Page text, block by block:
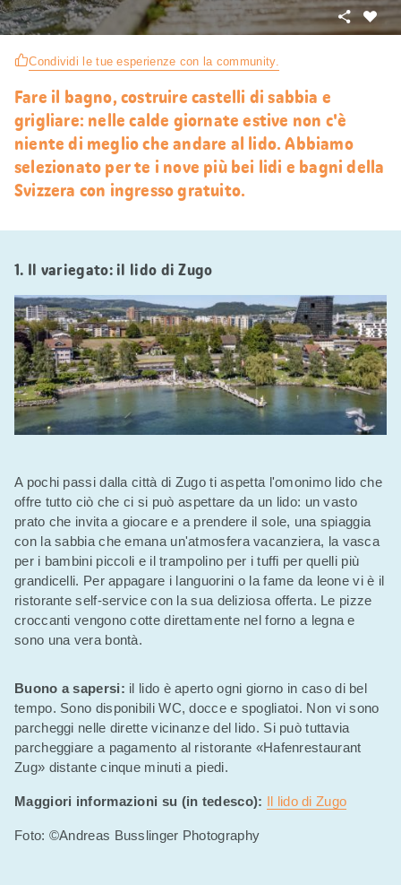
Condividi le tue esperienze con la community.
Mi
Condividi
Fare il bagno, costruire castelli di sabbia e
grigliare: nelle calde giornate estive non c'è
niente di meglio che andare al lido. Abbiamo
selezionato per te i nove più bei lidi e bagni della
Svizzera con ingresso gratuito.
1. Il variegato: il lido di Zugo
A pochi passi dalla città di Zugo ti aspetta l'omonimo lido che
offre tutto ciò che ci si può aspettare da un lido: un vasto
prato che invita a giocare e a prendere il sole, una spiaggia
con la sabbia che emana un'atmosfera vacanziera, la vasca
per i bambini piccoli e il trampolino per i tuffi per quelli più
grandicelli. Per appagare i languorini o la fame da leone vi è il
ristorante self-service con la sua deliziosa offerta. Le pizze
croccanti vengono cotte direttamente nel forno a legna e
sono una vera bontà.
Buono a sapersi: il lido è aperto ogni giorno in caso di bel
tempo. Sono disponibili WC, docce e spogliatoi. Non vi sono
parcheggi nelle dirette vicinanze del lido. Si può tuttavia
parcheggiare a pagamento al ristorante «Hafenrestaurant
Zug» distante cinque minuti a piedi.
Maggiori informazioni su (in tedesco): Il lido di Zugo
Foto: ©Andreas Busslinger Photography